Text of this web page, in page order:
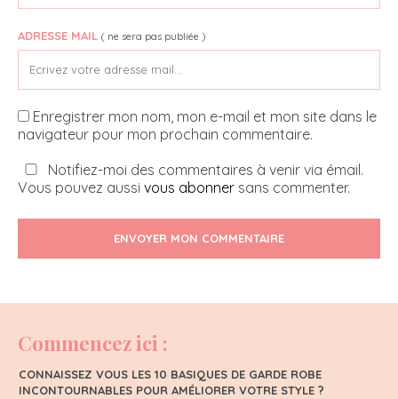
ADRESSE MAIL ( ne sera pas publiée )
Enregistrer mon nom, mon e-mail et mon site dans le
navigateur pour mon prochain commentaire.
Notifiez-moi des commentaires à venir via émail.
Vous pouvez aussi vous abonner sans commenter.
ENVOYER MON COMMENTAIRE
Commencez ici :
CONNAISSEZ VOUS LES 10 BASIQUES DE GARDE ROBE
INCONTOURNABLES POUR AMÉLIORER VOTRE STYLE ?